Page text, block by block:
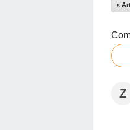
«
Z